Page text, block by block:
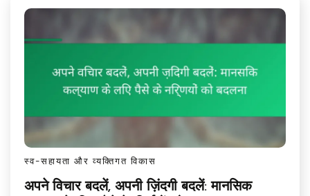
स्व-सहायता और व्यक्तिगत विकास
अपने विचार बदलें, अपनी ज़िंदगी बदलें: मानसिक